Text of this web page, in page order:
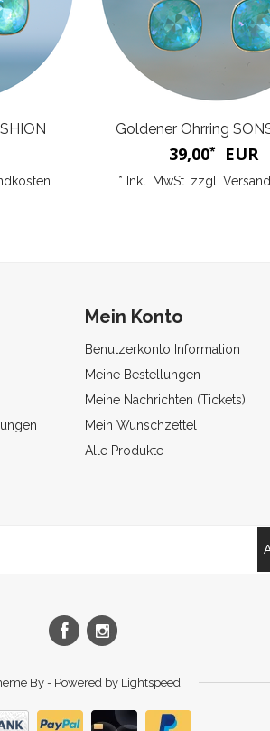
Goldener Ohrring
39,00* EUR
* Inkl. MwSt. zzgl.
Mein Konto
Benutzerkonto Information
Meine Bestellungen
Meine Nachrichten (Tickets)
Mein Wunschzettel
Alle Produkte
By - Powered by Lightspeed